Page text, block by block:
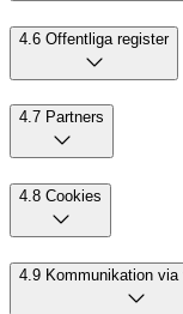
4.6 Offentliga register
4.7 Partners
4.8 Cookies
4.9 Kommunikation via